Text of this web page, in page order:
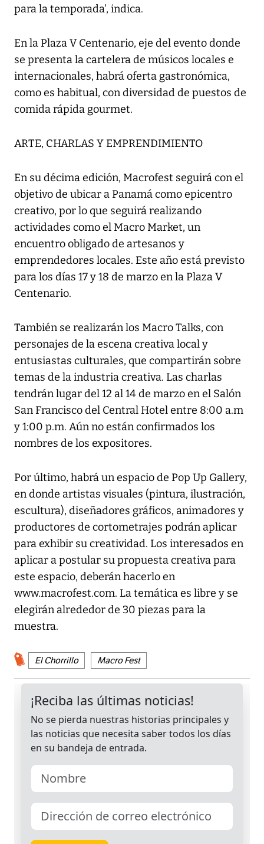
para la temporada', indica.
En la Plaza V Centenario, eje del evento donde
se presenta la cartelera de músicos locales e
internacionales, habrá oferta gastronómica,
como es habitual, con diversidad de puestos de
comida rápida gourmet.
ARTE, CHARLAS Y EMPRENDIMIENTO
En su décima edición, Macrofest seguirá con el
objetivo de ubicar a Panamá como epicentro
creativo, por lo que seguirá realizando
actividades como el Macro Market, un
encuentro obligado de artesanos y
emprendedores locales. Este año está previsto
para los días 17 y 18 de marzo en la Plaza V
Centenario.
También se realizarán los Macro Talks, con
personajes de la escena creativa local y
entusiastas culturales, que compartirán sobre
temas de la industria creativa. Las charlas
tendrán lugar del 12 al 14 de marzo en el Salón
San Francisco del Central Hotel entre 8:00 a.m
y 1:00 p.m. Aún no están confirmados los
nombres de los expositores.
Por último, habrá un espacio de Pop Up Gallery,
en donde artistas visuales (pintura, ilustración,
escultura), diseñadores gráficos, animadores y
productores de cortometrajes podrán aplicar
para exhibir su creatividad. Los interesados en
aplicar a postular su propuesta creativa para
este espacio, deberán hacerlo en
www.macrofest.com. La temática es libre y se
elegirán alrededor de 30 piezas para la
muestra.
El Chorrillo Macro Fest